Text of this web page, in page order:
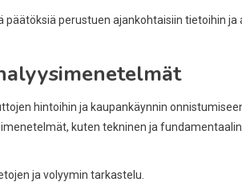
perustuen ajankohtaisiin tietoihin
hintoihin ja kaupankäynnin
kuten tekninen ja
ja volyymin tarkastelu.